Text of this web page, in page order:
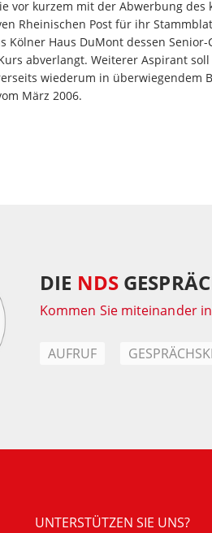
vor kurzem mit der Abwerbung des
Rheinischen Post für ihr
Kölner Haus DuMont dessen
abverlangt. Weiterer Aspirant
wiederum in überwiegendem
März 2006.
DIE NDS
Kommen Sie miteinander
AUFRUF
UNTERSTÜTZEN SIE UNS?